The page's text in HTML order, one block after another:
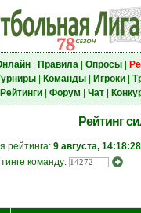
| Правила| Опросы|
| Команды| Игроки|
Рейтинги| Форум Чат|
Рейтинг
рейтинга: 9 августа, 14:18:28
команду: